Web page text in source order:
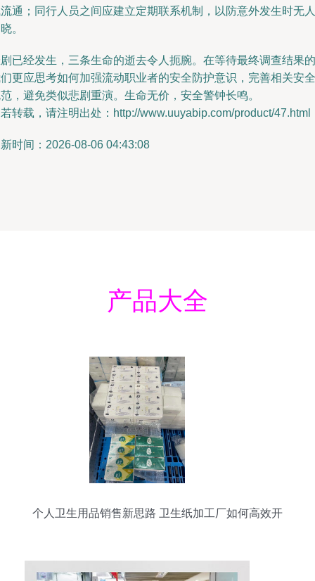
通；同行人员之间应建立定期联系机制，以防意外发生时无人
。
已经发生，三条生命的逝去令人扼腕。在等待最终调查结果的
更应思考如何加强流动职业者的安全防护意识，完善相关安全
，避免类似悲剧重演。生命无价，安全警钟长鸣。
转载，请注明出处：http://www.uuyabip.com/product/47.html
时间：2026-08-06 04:43:08
产品大全
个人卫生用品销售新思路 卫生纸加工厂如何高效开